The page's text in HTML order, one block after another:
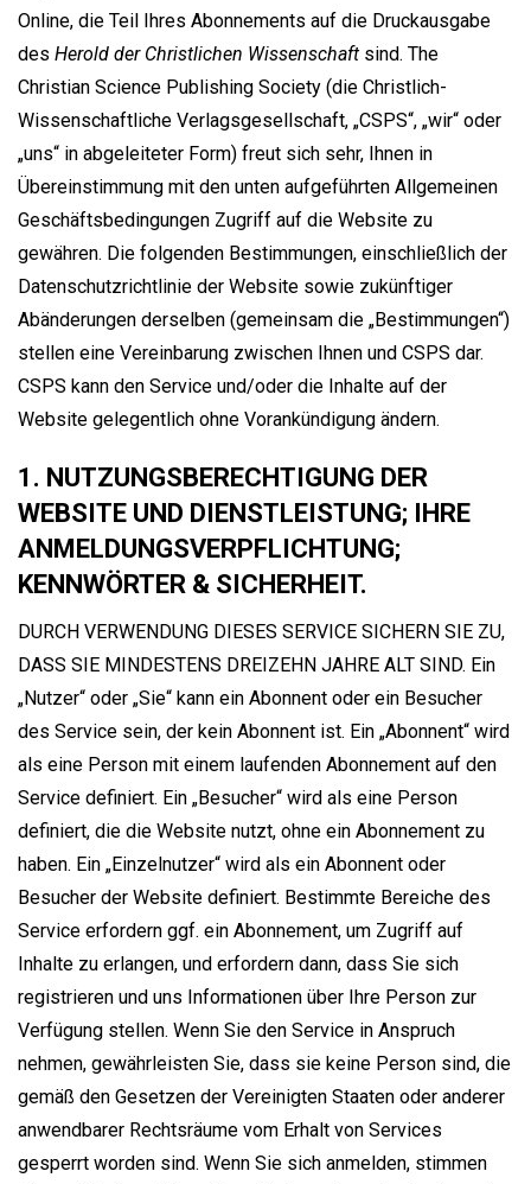
Online, die Teil Ihres Abonnements auf die Druckausgabe
des Herold der Christlichen Wissenschaft sind. The
Christian Science Publishing Society (die Christlich-
Wissenschaftliche Verlagsgesellschaft, „CSPS“, „wir“ oder
„uns“ in abgeleiteter Form) freut sich sehr, Ihnen in
Übereinstimmung mit den unten aufgeführten Allgemeinen
Geschäftsbedingungen Zugriff auf die Website zu
gewähren. Die folgenden Bestimmungen, einschließlich der
Datenschutzrichtlinie der Website sowie zukünftiger
Abänderungen derselben (gemeinsam die „Bestimmungen“)
stellen eine Vereinbarung zwischen Ihnen und CSPS dar.
CSPS kann den Service und/oder die Inhalte auf der
Website gelegentlich ohne Vorankündigung ändern.
1. NUTZUNGSBERECHTIGUNG DER
WEBSITE UND DIENSTLEISTUNG; IHRE
ANMELDUNGSVERPFLICHTUNG;
KENNWÖRTER & SICHERHEIT.
DURCH VERWENDUNG DIESES SERVICE SICHERN SIE ZU,
DASS SIE MINDESTENS DREIZEHN JAHRE ALT SIND. Ein
„Nutzer“ oder „Sie“ kann ein Abonnent oder ein Besucher
des Service sein, der kein Abonnent ist. Ein „Abonnent“ wird
als eine Person mit einem laufenden Abonnement auf den
Service definiert. Ein „Besucher“ wird als eine Person
definiert, die die Website nutzt, ohne ein Abonnement zu
haben. Ein „Einzelnutzer“ wird als ein Abonnent oder
Besucher der Website definiert. Bestimmte Bereiche des
Service erfordern ggf. ein Abonnement, um Zugriff auf
Inhalte zu erlangen, und erfordern dann, dass Sie sich
registrieren und uns Informationen über Ihre Person zur
Verfügung stellen. Wenn Sie den Service in Anspruch
nehmen, gewährleisten Sie, dass sie keine Person sind, die
gemäß den Gesetzen der Vereinigten Staaten oder anderer
anwendbarer Rechtsräume vom Erhalt von Services
gesperrt worden sind. Wenn Sie sich anmelden, stimmen